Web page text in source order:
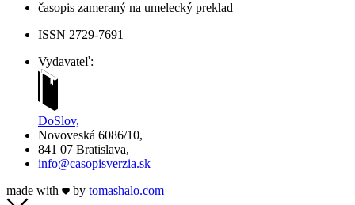
časopis zameraný na umelecký preklad
ISSN 2729-7691
Vydavateľ:
DoSlov,
Novoveská 6086/10,
841 07 Bratislava,
info@casopisverzia.sk
made with
by tomashalo.com